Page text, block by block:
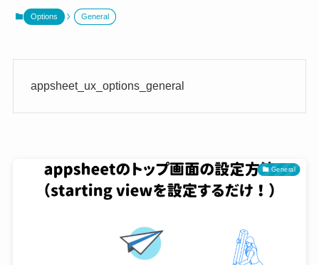
Options General
appsheet_ux_options_general
General